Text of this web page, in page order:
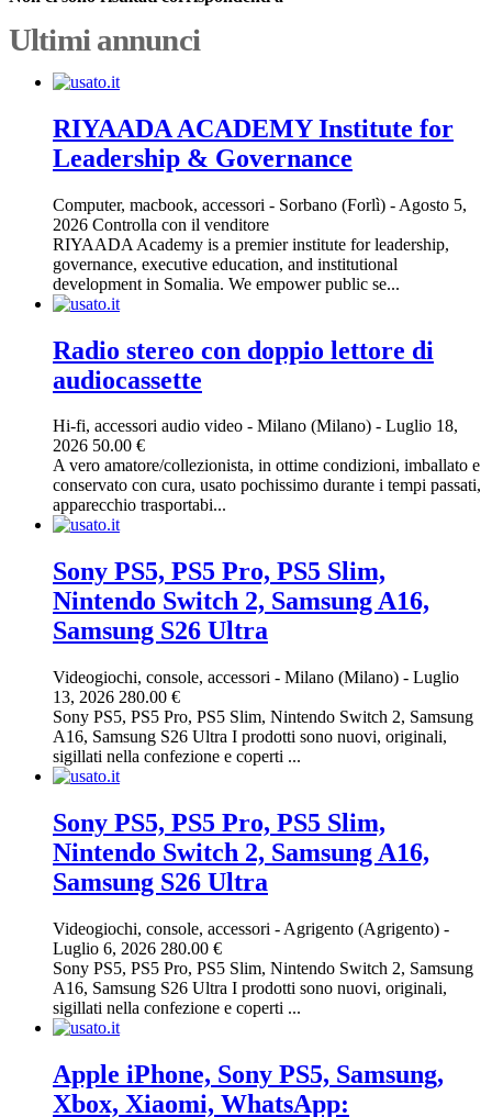
Ultimi annunci
RIYAADA ACADEMY Institute for
Leadership & Governance
Computer, macbook, accessori - Sorbano (Forlì) - Agosto 5,
2026 Controlla con il venditore
RIYAADA Academy is a premier institute for leadership,
governance, executive education, and institutional
development in Somalia. We empower public se...
Radio stereo con doppio lettore di
audiocassette
Hi-fi, accessori audio video - Milano (Milano) - Luglio 18,
2026 50.00 €
A vero amatore/collezionista, in ottime condizioni, imballato e
conservato con cura, usato pochissimo durante i tempi passati,
apparecchio trasportabi...
Sony PS5, PS5 Pro, PS5 Slim,
Nintendo Switch 2, Samsung A16,
Samsung S26 Ultra
Videogiochi, console, accessori - Milano (Milano) - Luglio
13, 2026 280.00 €
Sony PS5, PS5 Pro, PS5 Slim, Nintendo Switch 2, Samsung
A16, Samsung S26 Ultra I prodotti sono nuovi, originali,
sigillati nella confezione e coperti ...
Sony PS5, PS5 Pro, PS5 Slim,
Nintendo Switch 2, Samsung A16,
Samsung S26 Ultra
Videogiochi, console, accessori - Agrigento (Agrigento) -
Luglio 6, 2026 280.00 €
Sony PS5, PS5 Pro, PS5 Slim, Nintendo Switch 2, Samsung
A16, Samsung S26 Ultra I prodotti sono nuovi, originali,
sigillati nella confezione e coperti ...
Apple iPhone, Sony PS5, Samsung,
Xbox, Xiaomi, WhatsApp: